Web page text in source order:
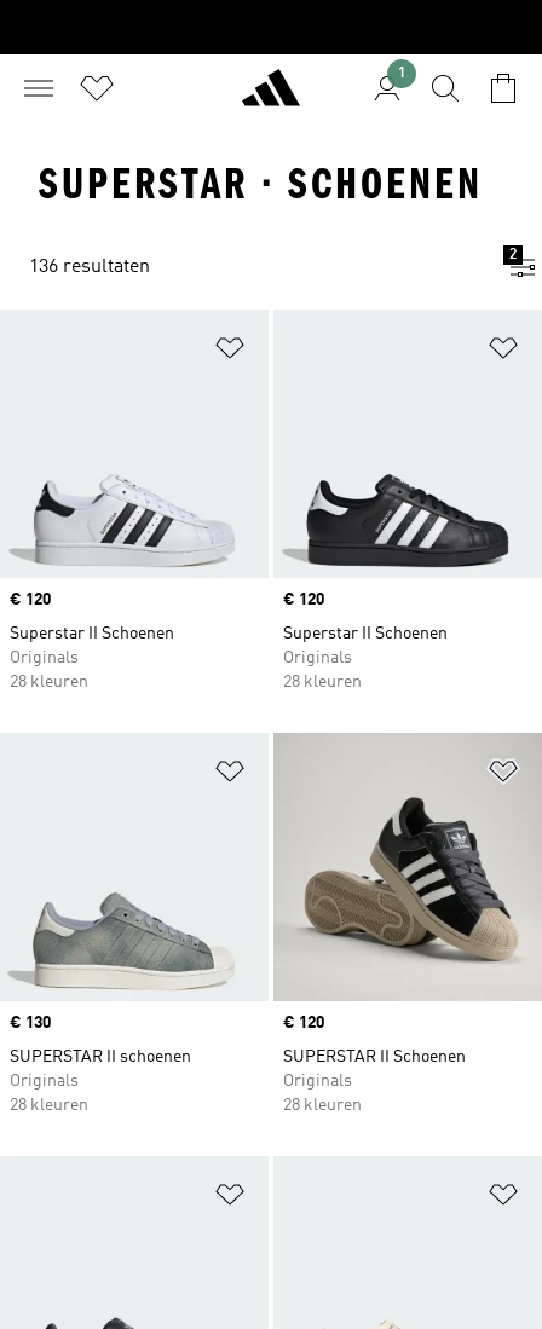
1
SUPERSTAR · SCHOENEN
136 resultaten
2
Price
€ 120
Superstar II Schoenen
Originals
28 kleuren
Price
€ 120
Superstar II Schoenen
Originals
28 kleuren
Price
€ 130
SUPERSTAR II schoenen
Originals
28 kleuren
Price
€ 120
SUPERSTAR II Schoenen
Originals
28 kleuren